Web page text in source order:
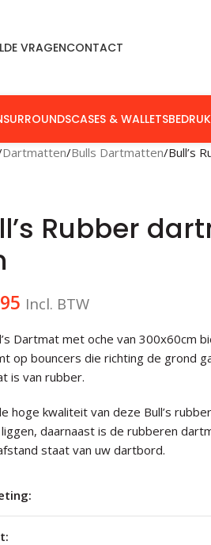
VRAGENCONTACT
SURROUNDSCASES & WALLETS
Dartmatten Bulls Dartmatten Bull’s
Rubber
Incl. BTW
Dartmat met oche van 300x60cm
op bouncers die richting de grond
is van rubber.
hoge kwaliteit van deze Bull’s
daarnaast is de rubberen
staat van uw dartbord.